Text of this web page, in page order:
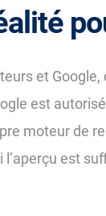
et
est
moteur de
l’aperçu est